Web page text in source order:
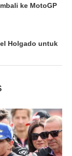
ke MotoGP
Holgado untuk